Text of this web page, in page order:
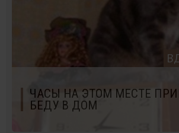
ЧАСЫ НА ЭТОМ МЕСТЕ
БЕДУ В ДОМ